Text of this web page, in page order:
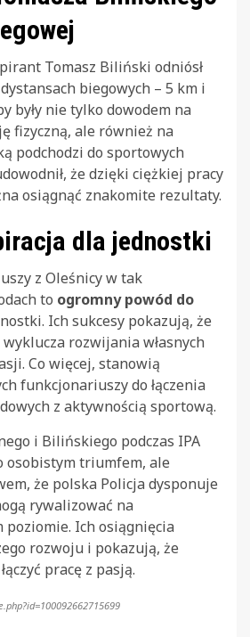
Tomasz Biliński odniósł
biegowych – 5 km i
były nie tylko dowodem na
fizyczną, ale również na
podchodzi do sportowych
że dzięki ciężkiej pracy
osiągnąć znakomite rezultaty.
dla jednostki
z Oleśnicy w tak
to ogromny powód do
Ich sukcesy pokazują, że
rozwijania własnych
Co więcej, stanowią
funkcjonariuszy do łączenia
z aktywnością sportową.
i Bilińskiego podczas IPA
osobistym triumfem, ale
że polska Policja dysponuje
rywalizować na
poziomie. Ich osiągnięcia
rozwoju i pokazują, że
pracę z pasją.